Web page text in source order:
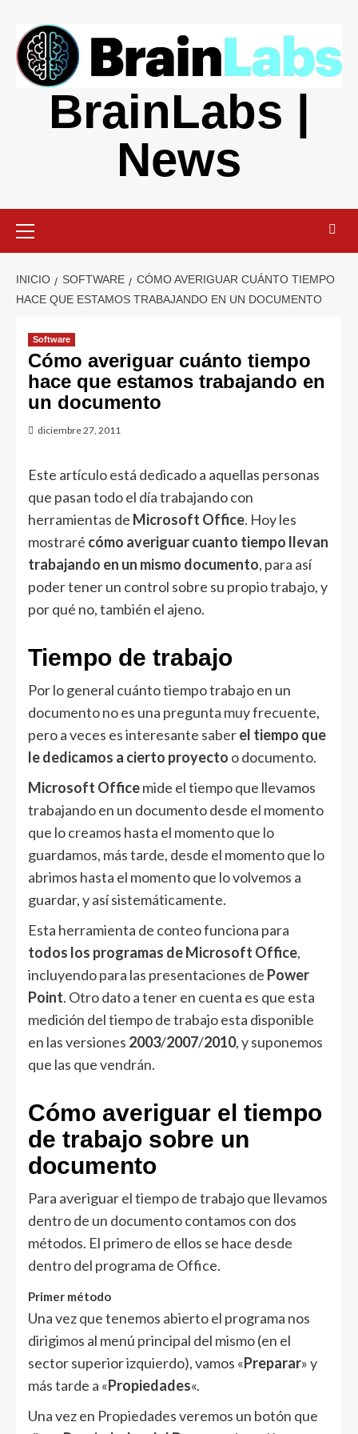
contenido
BrainLabs |
News
primario
INICIO SOFTWARE
CÓMO AVERIGUAR CUÁNTO TIEMPO
HACE QUE ESTAMOS TRABAJANDO EN UN DOCUMENTO
Software
Cómo averiguar cuánto tiempo
hace que estamos trabajando en
un documento
diciembre 27, 2011
Este artículo está dedicado a aquellas personas
que pasan todo el día trabajando con
herramientas de Microsoft Office. Hoy les
mostraré cómo averiguar cuanto tiempo llevan
trabajando en un mismo documento, para así
poder tener un control sobre su propio trabajo, y
por qué no, también el ajeno.
Tiempo de trabajo
Por lo general cuánto tiempo trabajo en un
documento no es una pregunta muy frecuente,
pero a veces es interesante saberel tiempo que
le dedicamos a cierto proyecto o documento.
Microsoft Officemide el tiempo que llevamos
trabajando en un documento desde el momento
que lo creamos hasta el momento que lo
guardamos, más tarde, desde el momento que lo
abrimos hasta el momento que lo volvemos a
guardar, y así sistemáticamente.
Esta herramienta de conteo funciona para
todos los programas de Microsoft Office,
incluyendo para las presentaciones de Power
Point. Otro dato a tener en cuenta es que esta
medición del tiempo de trabajo esta disponible
en las versiones 2003/2007/2010, y suponemos
que las que vendrán.
Cómo averiguar el tiempo
de trabajo sobre un
documento
Para averiguar el tiempo de trabajo que llevamos
dentro de un documento contamos con dos
métodos. El primero de ellos se hace desde
dentro del programa de Office.
Primer método
Una vez que tenemos abierto el programa nos
dirigimos al menú principal del mismo (en el
sector superior izquierdo), vamos «Preparar» y
más tarde a «Propiedades«.
Una vez en Propiedades veremos un botón que